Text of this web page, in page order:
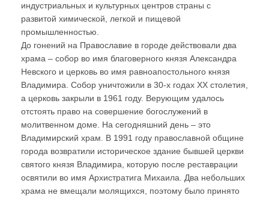
индустриальных и культурных центров страны с
развитой химической, легкой и пищевой
промышленностью.
До гонений на Православие в городе действовали два
храма – собор во имя благоверного князя Александра
Невского и церковь во имя равноапостольного князя
Владимира. Собор уничтожили в 30-х годах ХХ столетия,
а церковь закрыли в 1961 году. Верующим удалось
отстоять право на совершение богослужений в
молитвенном доме. На сегодняшний день – это
Владимирский храм. В 1991 году православной общине
города возвратили историческое здание бывшей церкви
святого князя Владимира, которую после реставрации
освятили во имя Архистратига Михаила. Два небольших
храма не вмещали молящихся, поэтому было принято